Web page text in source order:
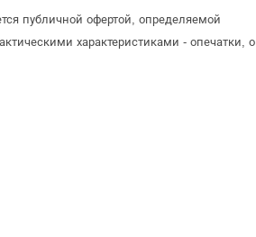
публичной офертой, определяемой
характеристиками - опечатки, о